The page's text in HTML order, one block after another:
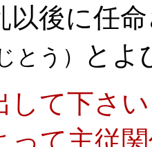
以後に任
とう）
とよ
して下さ
って主従